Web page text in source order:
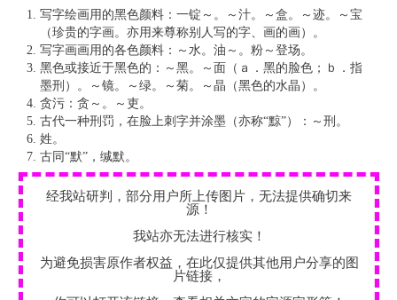
写字绘画用的黑色颜料：一锭～。～汁。～盒。～迹。～宝
（珍贵的字画。亦用来尊称别人写的字、画的画）。
写字画画用的各色颜料：～水。油～。粉～登场。
黑色或接近于黑色的：～黑。～面（ａ．黑的脸色；ｂ．指
墨刑）。～镜。～绿。～菊。～晶（黑色的水晶）。
贪污：贪～。～吏。
古代一种刑罚，在脸上刺字并涂墨（亦称“黥”）：～刑。
姓。
古同“默”，缄默。
经我站研判，部分用户所上传图片，无法提供确切来
源！
我站亦无法进行核实！
为避免损害原作者权益，在此仅提供其他用户分享的图
片链接，